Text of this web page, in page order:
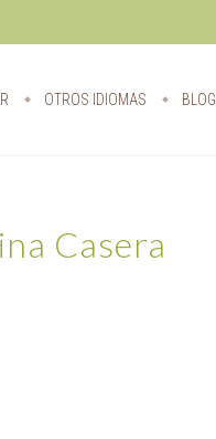
OTROS IDIOMAS BLOG
Casera